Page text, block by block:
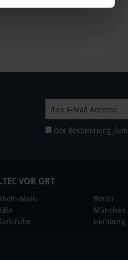
Der Bestimmung zum
VOR ORT
Main
Berlin
München
Hamburg